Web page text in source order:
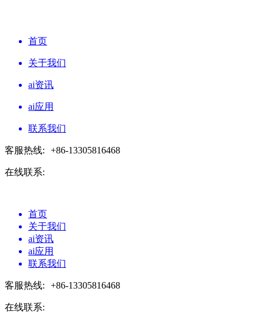
首页
关于我们
ai资讯
ai应用
联系我们
客服热线: +86-13305816468
在线联系:
首页
关于我们
ai资讯
ai应用
联系我们
客服热线: +86-13305816468
在线联系: